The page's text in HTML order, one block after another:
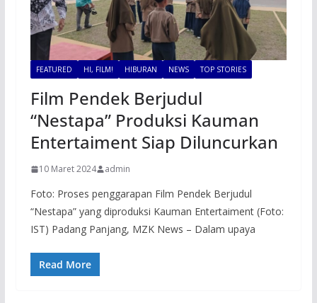
FEATURED HI, FILM! HIBURAN NEWS TOP STORIES
Film Pendek Berjudul
“Nestapa” Produksi Kauman
Entertaiment Siap Diluncurkan
10 Maret 2024 admin
Foto: Proses penggarapan Film Pendek Berjudul
“Nestapa” yang diproduksi Kauman Entertaiment (Foto:
IST) Padang Panjang, MZK News – Dalam upaya
Read More